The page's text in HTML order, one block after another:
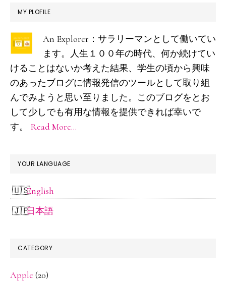
た
最
初
の
サ
イ
ド
バ
ー
MY PLOFILE
An Explorer：サラリーマンとして働いてい
ます。人生１００年の時代、何か続けてい
けることはないか考えた結果、学生の頃から興味
のあったブログに情報発信のツールとして取り組
んでみようと思い至りました。このブログをとお
して少しでも有用な情報を提供できれば幸いで
す。 Read More…
YOUR LANGUAGE
English
日本語
CATEGORY
Apple (20)